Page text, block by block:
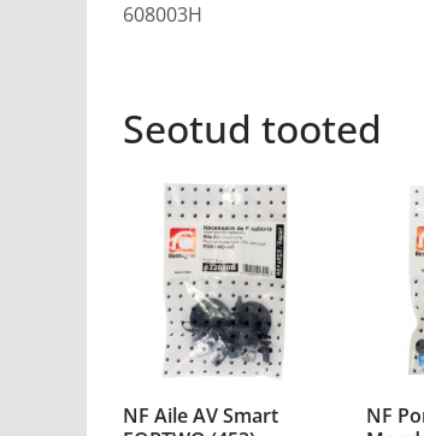
608003H
Seotud tooted
NF Aile AV Smart
NF